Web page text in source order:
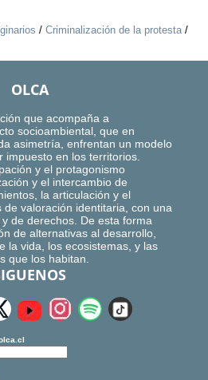
/ Criminalización de la protesta/
OLCA
que acompaña a
socioambiental, que en
asimetría, enfrentan un modelo
impuesto en los territorios.
y el protagonismo
y el intercambio de
la articulación y el
valoración identitaria, con una
de derechos. De esta forma
de alternativas al desarrollo,
la vida, los ecosistemas, y las
que los habitan.